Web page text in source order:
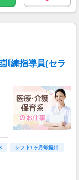
練指導員(セラ
シフト1ヶ月毎提出